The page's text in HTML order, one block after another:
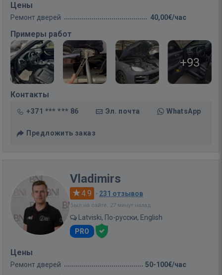
Цены
Ремонт дверей 40,00€/час
Примеры работ
+93
Контакты
+371 *** *** 86 Эл. почта WhatsApp
Предложить заказ
Vladimirs
4.9 · 231 отзывов
Был на сайте: 27 минут назад
Latviski, По-русски, English
PRO
Цены
Ремонт дверей 50-100€/час